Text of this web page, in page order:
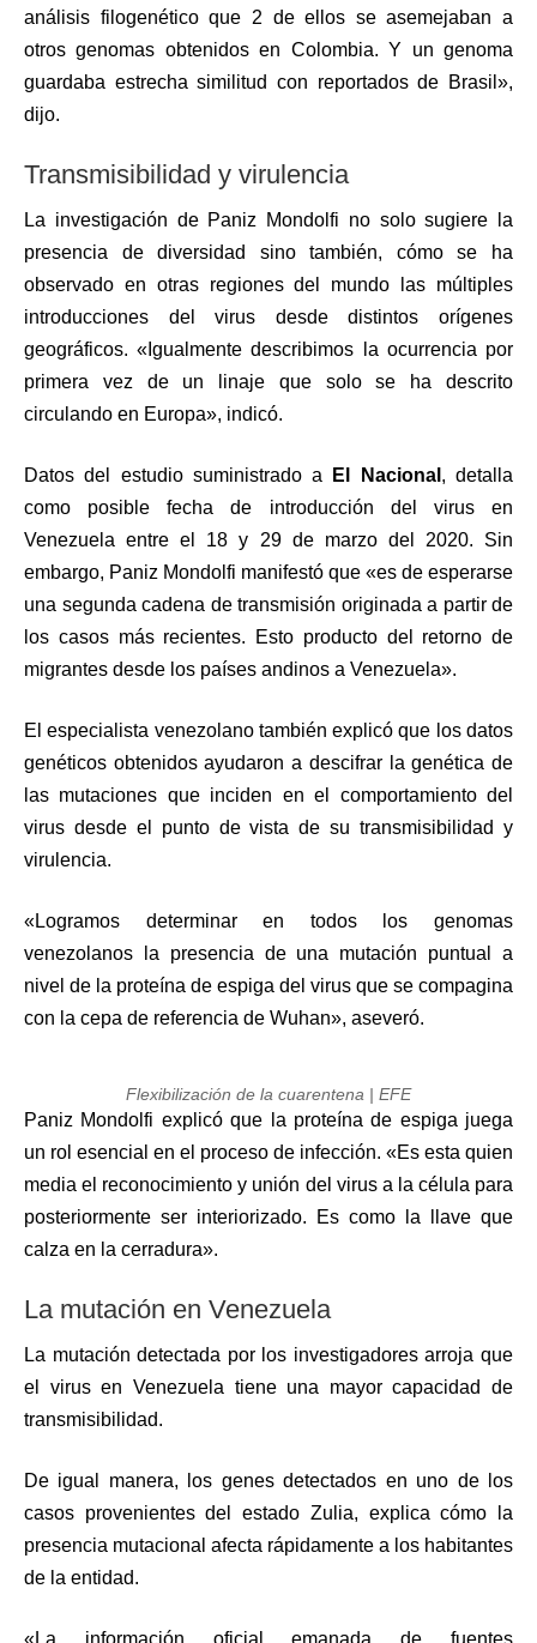
análisis filogenético que 2 de ellos se asemejaban a
otros genomas obtenidos en Colombia. Y un genoma
guardaba estrecha similitud con reportados de Brasil»,
dijo.
Transmisibilidad y virulencia
La investigación de Paniz Mondolfi no solo sugiere la
presencia de diversidad sino también, cómo se ha
observado en otras regiones del mundo las múltiples
introducciones del virus desde distintos orígenes
geográficos. «Igualmente describimos la ocurrencia por
primera vez de un linaje que solo se ha descrito
circulando en Europa», indicó.
Datos del estudio suministrado a El Nacional , detalla
como posible fecha de introducción del virus en
Venezuela entre el 18 y 29 de marzo del 2020. Sin
embargo, Paniz Mondolfi manifestó que «es de esperarse
una segunda cadena de transmisión originada a partir de
los casos más recientes. Esto producto del retorno de
migrantes desde los países andinos a Venezuela».
El especialista venezolano también explicó que los datos
genéticos obtenidos ayudaron a descifrar la genética de
las mutaciones que inciden en el comportamiento del
virus desde el punto de vista de su transmisibilidad y
virulencia.
«Logramos determinar en todos los genomas
venezolanos la presencia de una mutación puntual a
nivel de la proteína de espiga del virus que se compagina
con la cepa de referencia de Wuhan», aseveró.
Flexibilización de la cuarentena | EFE
Paniz Mondolfi explicó que la proteína de espiga juega
un rol esencial en el proceso de infección. «Es esta quien
media el reconocimiento y unión del virus a la célula para
posteriormente ser interiorizado. Es como la llave que
calza en la cerradura».
La mutación en Venezuela
La mutación detectada por los investigadores arroja que
el virus en Venezuela tiene una mayor capacidad de
transmisibilidad.
De igual manera, los genes detectados en uno de los
casos provenientes del estado Zulia, explica cómo la
presencia mutacional afecta rápidamente a los habitantes
de la entidad.